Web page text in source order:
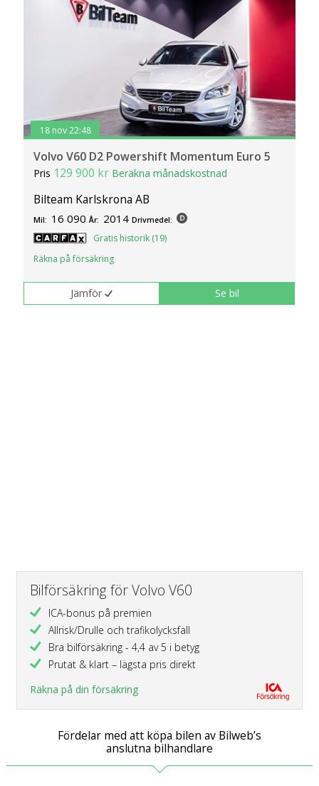
18 nov 22:48
Volvo V60 D2 Powershift Momentum Euro 5
Pris 129 900 kr Beräkna månadskostnad
Bilteam Karlskrona AB
Mil: 16 090 År: 2014 Drivmedel:
Gratis historik (19)
Räkna på försäkring
Jämför Se bil
Bilförsäkring för Volvo V60
ICA-bonus på premien
Allrisk/Drulle och trafikolycksfall
Bra bilförsäkring - 4,4 av 5 i betyg
Prutat & klart – lägsta pris direkt
Räkna på din försäkring
Fördelar med att köpa bilen av Bilweb’s
anslutna bilhandlare